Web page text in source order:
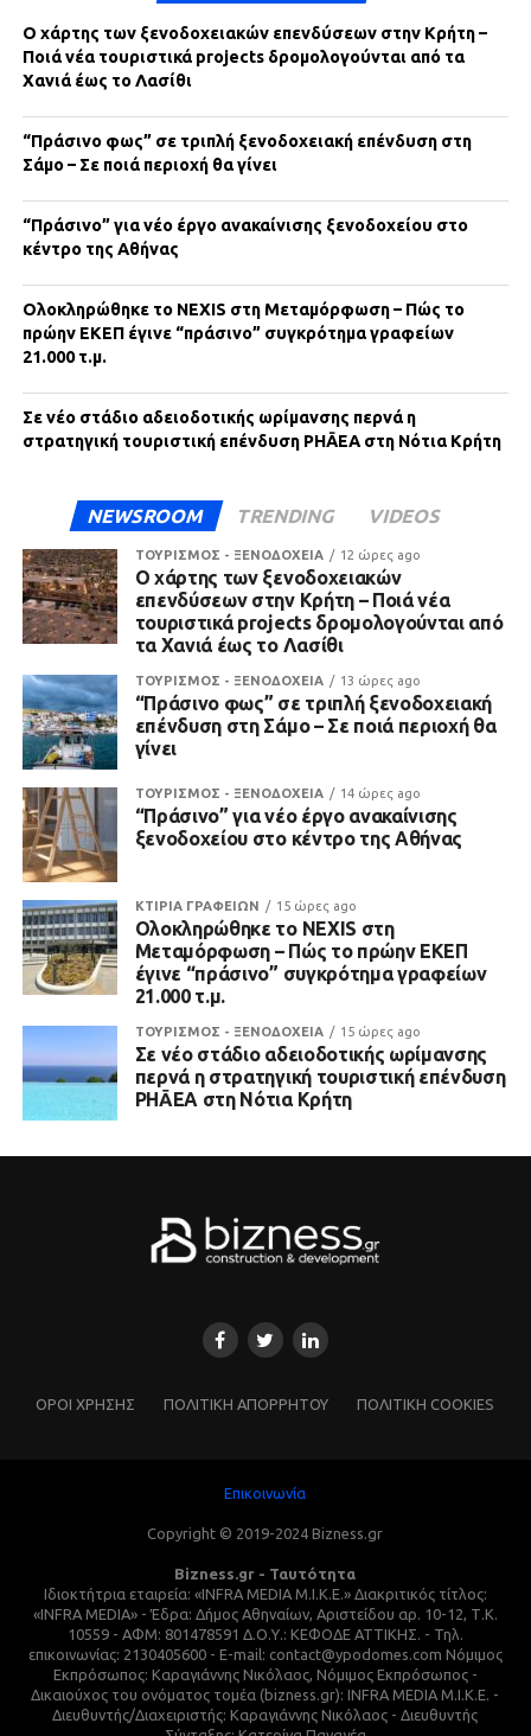
Ο χάρτης των ξενοδοχειακών επενδύσεων στην Κρήτη –
Ποιά νέα τουριστικά projects δρομολογούνται από τα
Χανιά έως το Λασίθι
“Πράσινο φως” σε τριπλή ξενοδοχειακή επένδυση στη
Σάμο – Σε ποιά περιοχή θα γίνει
“Πράσινο” για νέο έργο ανακαίνισης ξενοδοχείου στο
κέντρο της Αθήνας
Ολοκληρώθηκε το NEXIS στη Μεταμόρφωση – Πώς το
πρώην ΕΚΕΠ έγινε “πράσινο” συγκρότημα γραφείων
21.000 τ.μ.
Σε νέο στάδιο αδειοδοτικής ωρίμανσης περνά η
στρατηγική τουριστική επένδυση PHĀEA στη Νότια Κρήτη
NEWSROOM TRENDING VIDEOS
ΤΟΥΡΙΣΜΟΣ - ΞΕΝΟΔΟΧΕΙΑ 12 ώρες ago
Ο χάρτης των ξενοδοχειακών
επενδύσεων στην Κρήτη – Ποιά νέα
τουριστικά projects δρομολογούνται από
τα Χανιά έως το Λασίθι
ΤΟΥΡΙΣΜΟΣ - ΞΕΝΟΔΟΧΕΙΑ 13 ώρες ago
“Πράσινο φως” σε τριπλή ξενοδοχειακή
επένδυση στη Σάμο – Σε ποιά περιοχή θα
γίνει
ΤΟΥΡΙΣΜΟΣ - ΞΕΝΟΔΟΧΕΙΑ 14 ώρες ago
“Πράσινο” για νέο έργο ανακαίνισης
ξενοδοχείου στο κέντρο της Αθήνας
ΚΤΙΡΙΑ ΓΡΑΦΕΙΩΝ 15 ώρες ago
Ολοκληρώθηκε το NEXIS στη
Μεταμόρφωση – Πώς το πρώην ΕΚΕΠ
έγινε “πράσινο” συγκρότημα γραφείων
21.000 τ.μ.
ΤΟΥΡΙΣΜΟΣ - ΞΕΝΟΔΟΧΕΙΑ 15 ώρες ago
Σε νέο στάδιο αδειοδοτικής ωρίμανσης
περνά η στρατηγική τουριστική επένδυση
PHĀEA στη Νότια Κρήτη
ΌΡΟΙ ΧΡΗΣΗΣ ΠΟΛΙΤΙΚΗ ΑΠΟΡΡΗΤΟΥ ΠΟΛΙΤΙΚΗ COOKIES
Επικοινωνία
Copyright © 2019-2024 Bizness.gr
Bizness.gr - Ταυτότητα
Ιδιοκτήτρια εταιρεία: «INFRA MEDIA M.I.K.E.» Διακριτικός τίτλος:
«INFRA MEDIA» - Έδρα: Δήμος Αθηναίων, Αριστείδου αρ. 10-12, Τ.Κ.
10559 - ΑΦΜ: 801478591 Δ.Ο.Υ.: ΚΕΦΟΔΕ ΑΤΤΙΚΗΣ. - Τηλ.
επικοινωνίας: 2130405600 - E-mail: contact@ypodomes.com Νόμιμος
Εκπρόσωπος: Καραγιάννης Νικόλαος, Νόμιμος Εκπρόσωπος -
Δικαιούχος του ονόματος τομέα (bizness.gr): INFRA MEDIA M.I.K.E. -
Διευθυντής/Διαχειριστής: Καραγιάννης Νικόλαος - Διευθυντής